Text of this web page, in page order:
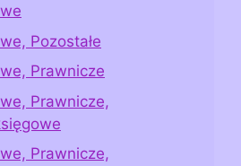
Pozostałe
Prawnicze
Prawnicze,
Prawnicze,